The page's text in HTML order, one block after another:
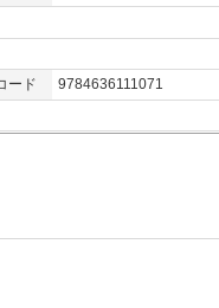
ード
9784636111071